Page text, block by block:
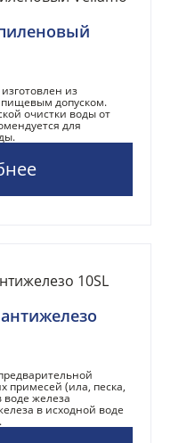
из
пищевым допуском.
очистки воды от
для
примесей (ила, песка,
железа
в исходной воде